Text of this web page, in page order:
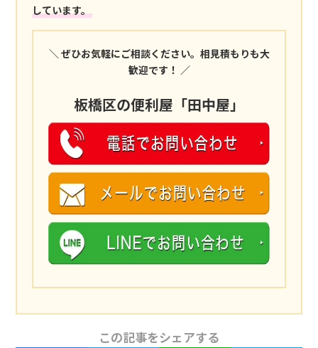
しています。
＼ ぜひお気軽にご相談ください。相見積もりも大
歓迎です！ ／
板橋区の便利屋「田中屋」
この記事をシェアする